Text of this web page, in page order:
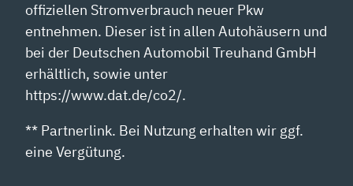
offiziellen Stromverbrauch neuer Pkw
entnehmen. Dieser ist in allen Autohäusern und
bei der Deutschen Automobil Treuhand GmbH
erhältlich, sowie unter
https://www.dat.de/co2/.
** Partnerlink. Bei Nutzung erhalten wir ggf.
eine Vergütung.